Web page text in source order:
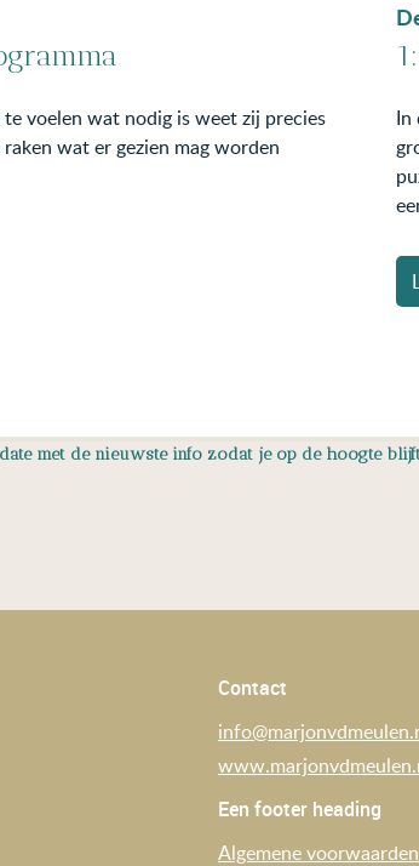
te voelen wat nodig is weet zij precies
wat er gezien mag worden
In
met de nieuwste info zodat je op de hoogte
Contact
Een footer heading
Algemene voorwaarden